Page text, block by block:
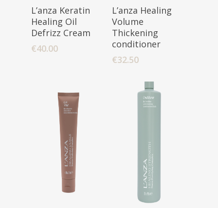
Toevoegen
Aan Winkelwagen
L’anza Keratin
Healing Oil
Defrizz Cream
€40.00
Toevoegen
Aan Winkelwagen
L’anza Healing
Volume
Thickening
conditioner
€32.50